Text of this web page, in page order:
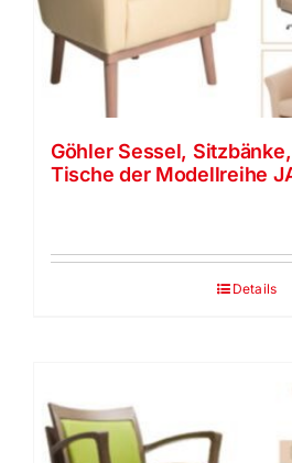
Göhler Sessel,
Tische der Modellreihe
Details